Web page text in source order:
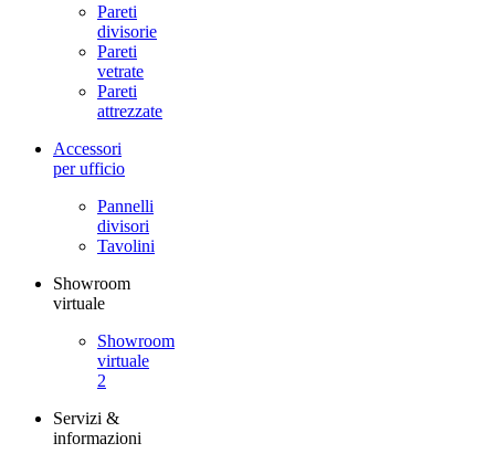
Pareti
divisorie
Pareti
vetrate
Pareti
attrezzate
Accessori
per ufficio
Pannelli
divisori
Tavolini
Showroom
virtuale
Showroom
virtuale
2
Servizi &
informazioni